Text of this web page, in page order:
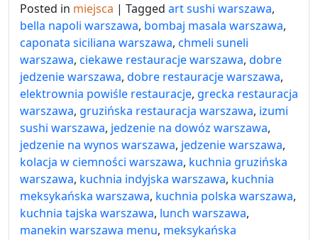
Posted in miejsca | Tagged art sushi warszawa,
bella napoli warszawa, bombaj masala warszawa,
caponata siciliana warszawa, chmeli suneli
warszawa, ciekawe restauracje warszawa, dobre
jedzenie warszawa, dobre restauracje warszawa,
elektrownia powiśle restauracje, grecka restauracja
warszawa, gruzińska restauracja warszawa, izumi
sushi warszawa, jedzenie na dowóz warszawa,
jedzenie na wynos warszawa, jedzenie warszawa,
kolacja w ciemności warszawa, kuchnia gruzińska
warszawa, kuchnia indyjska warszawa, kuchnia
meksykańska warszawa, kuchnia polska warszawa,
kuchnia tajska warszawa, lunch warszawa,
manekin warszawa menu, meksykańska